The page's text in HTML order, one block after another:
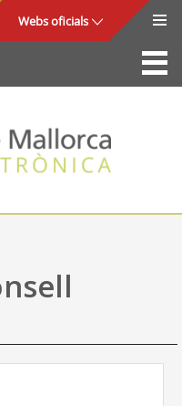
Webs oficials
La Seu
Consell de Mallorca
Accés i seguretat
Utilitats
Ajuda